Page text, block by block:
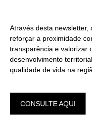
Através desta newsletter,
reforçar a proximidade
transparência e valorizar
desenvolvimento
qualidade de vida na
CONSULTE AQUI